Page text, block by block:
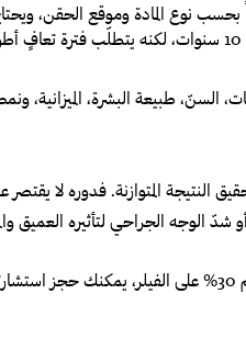
السنّ، طبيعة البشرة،
النتيجة المتوازنة. فدوره لا
أو شدّ الوجه الجراحي لتأثيره